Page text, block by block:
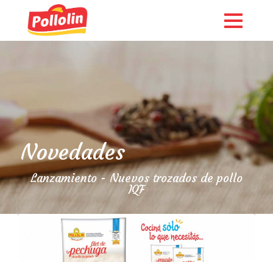
English
Novedades
Lanzamiento - Nuevos trozados de pollo
IQF